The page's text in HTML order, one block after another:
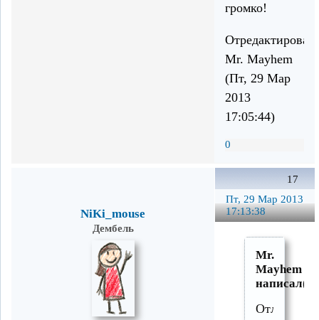
громко!
Mr. Mayhem
(Пт, 29 Мар
2013
17:05:44)
0
17
Пт, 29 Мар 2013
17:13:38
NiKi_mouse
Дембель
Mr.
Mayhem
Отличный